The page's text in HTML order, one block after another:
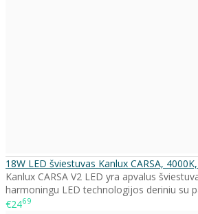
18W LED šviestuvas Kanlux CARSA,
Kanlux CARSA V2 LED yra apvalus
harmoningu LED technologijos deriniu su
€2469